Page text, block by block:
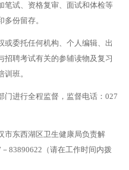
笔试、资格复审、面试和体检等
份留存。
或委托任何机构、个人编辑、出
招聘考试有关的参辅读物及复习
班。
门进行全程监督，监督电话：027
市东西湖区卫生健康局负责解
83890622（请在工作时间内拨